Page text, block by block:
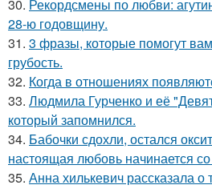
30. Рекордсмены по любви:
28-ю годовщину.
31. 3 фразы, которые помогут
грубость.
32. Когда в отношениях
33. Людмила Гурченко и её
который запомнился.
34. Бабочки сдохли, остался
настоящая любовь начинается со
35. Анна хилькевич рассказала о